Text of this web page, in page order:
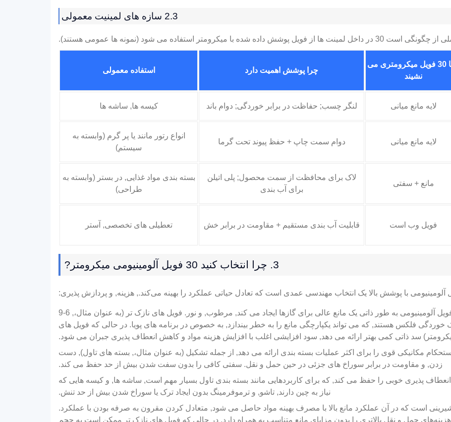
2.3 سازه های لمینیت معمولی
داده شده با میکرومتر استفاده می شود (نمونه ها عمومی هستند).
کجا 30 فویل میکرومتری می
نشیند
چرا پوشش اهمیت دارد استفاده معمولی
لایه مانع میانی لنگر چسب; حفاظت در برابر خوردگی; دوام باند کیسه ها, ساشه ها
لایه مانع میانی دوام سمت چاپ + حفظ پیوند تحت گرما
انواع رتور مانند یا پر گرم (وابسته به
سیستم)
مانع + سفتی
لاک برای محافظت از سمت محصول; پلی اتیلن
برای آب بندی
بسته بندی مواد غذایی, در بستر (وابسته به
طراحی)
فویل وب است قابلیت آب بندی مستقیم + مقاومت در برابر خش تعطیلی های تخصصی, آستر
3. چرا انتخاب کنید 30 فویل آلومینیومی میکرومتر?
در 30 میکرومتر, فویل آلومینیومی به طور ذاتی یک مانع عالی برای گازها ایجاد می کند, مرطوب, و نور. فویل های نازک تر (به عنوان مثال،, 6-9
فلکس هستند, که می تواند یکپارچگی مانع را به خطر بیندازد, به خصوص در برنامه های پویا. در حالی که فویل های
استحکام مکانیکی قوی را برای اکثر عملیات بسته بندی ارائه می دهد, از جمله تشکیل (به عنوان مثال،, بسته های تاول), دست
زدن, و مقاومت در برابر سوراخ های جزئی در حین حمل و نقل. سفتی کافی را بدون سفت شدن بیش از حد حفظ می کند.
پذیری خوبی را حفظ می کند, که برای کاربردهایی مانند بسته بندی تاول بسیار مهم است, ساشه ها, و کیسه هایی که
نیاز به چین دارند, تاشو, و ترموفرمینگ بدون ایجاد ترک یا سوراخ شدن بیش از حد تنش.
شیرینی است که در آن عملکرد مانع بالا با مصرف بهینه مواد حاصل می شود, متعادل کردن مقرون به صرفه بودن با عملکرد.
هزینه‌های حمل و نقل بالاتری را بدون مزایای مانع متناسب به همراه دارد, در حالی که فویل های نازک تر ممکن است به حجم